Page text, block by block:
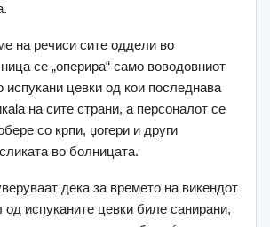
на речиси сите оддели во
се „оперира“ само воводовниот
цевки од кои последнава
на сите страни, а персоналот се
со крпи, џогери и други
во болницата.
дека за времето на викендот
од испуканите цевки биле санирани,